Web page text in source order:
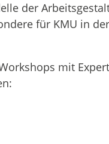
der
für KMU in
mit